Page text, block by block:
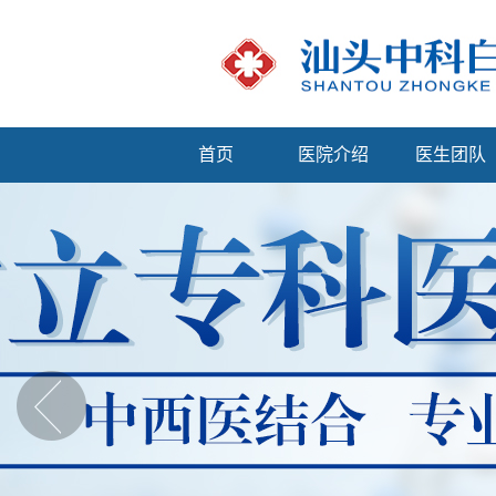
首页 医院介绍 医生团队